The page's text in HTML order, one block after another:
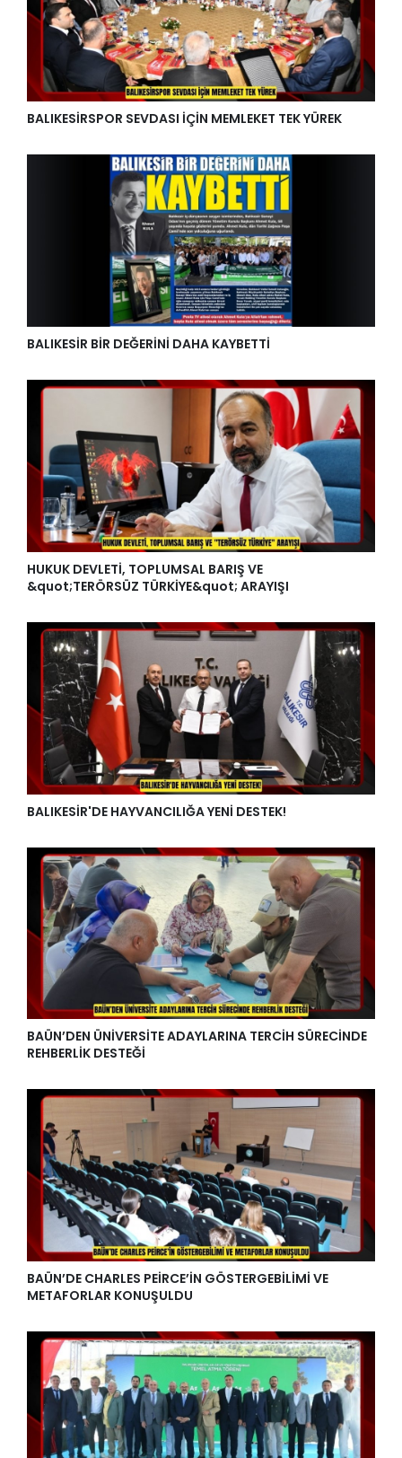
BALIKESİRSPOR SEVDASI İÇİN MEMLEKET TEK YÜREK
BALIKESİR BİR DEĞERİNİ DAHA KAYBETTİ
HUKUK DEVLETİ, TOPLUMSAL BARIŞ VE
&quot;TERÖRSÜZ TÜRKİYE&quot; ARAYIŞI
BALIKESİR'DE HAYVANCILIĞA YENİ DESTEK!
BAÜN’DEN ÜNİVERSİTE ADAYLARINA TERCİH SÜRECİNDE
REHBERLİK DESTEĞİ
BAÜN’DE CHARLES PEİRCE’İN GÖSTERGEBİLİMİ VE
METAFORLAR KONUŞULDU